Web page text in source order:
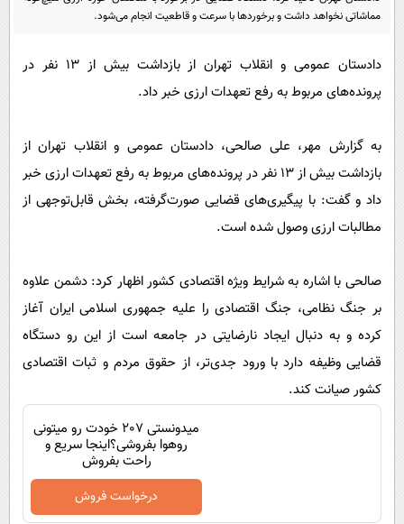
سرگرمی
گوناگون
محیط زیست
سلامت
فرهنگی
اجتماعی
حیات وحش
سیاست خارجی
پیامک
آشپزی
مماشاتی نخواهد داشت و برخوردها با سرعت و قاطعیت انجام می‌شود.
دادستان عمومی و انقلاب تهران از بازداشت بیش از ۱۳ نفر در
پرونده‌های مربوط به رفع تعهدات ارزی خبر داد.
به گزارش مهر، علی صالحی، دادستان عمومی و انقلاب تهران از
بازداشت بیش از ۱۳ نفر در پرونده‌های مربوط به رفع تعهدات ارزی خبر
داد و گفت: با پیگیری‌های قضایی صورت‌گرفته، بخش قابل‌توجهی از
مطالبات ارزی وصول شده است.
صالحی با اشاره به شرایط ویژه اقتصادی کشور اظهار کرد: دشمن علاوه
بر جنگ نظامی، جنگ اقتصادی را علیه جمهوری اسلامی ایران آغاز
کرده و به دنبال ایجاد نارضایتی در جامعه است از این رو دستگاه
قضایی وظیفه دارد با ورود جدی‌تر، از حقوق مردم و ثبات اقتصادی
کشور صیانت کند.
میدونستی 207 خودت رو میتونی
روهوا بفروشی؟اینجا سریع و
راحت بفروش
درخواست فروش